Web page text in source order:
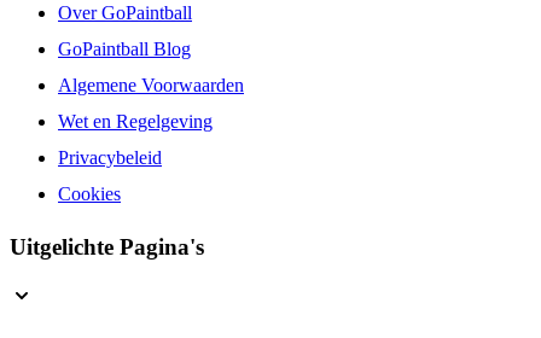
Over GoPaintball
GoPaintball Blog
Algemene Voorwaarden
Wet en Regelgeving
Privacybeleid
Cookies
Uitgelichte Pagina's